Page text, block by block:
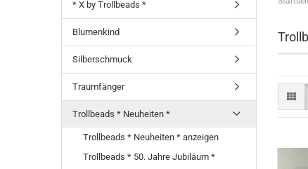
* X by Trollbeads *
Blumenkind
Silberschmuck
Traumfänger
Trollbeads * Neuheiten *
Trollbeads * Neuheiten * anzeigen
Trollbeads * 50. Jahre Jubiläum *